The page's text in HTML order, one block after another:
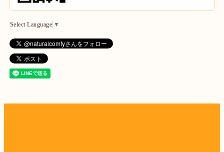
Select Language ▼